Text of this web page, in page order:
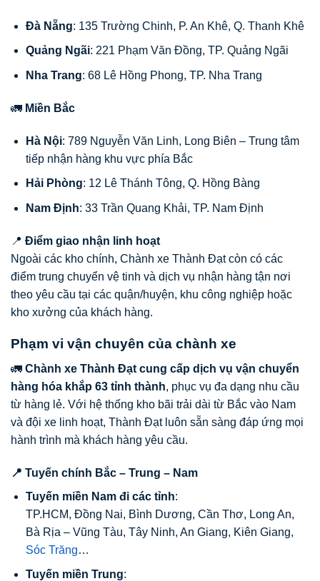
Đà Nẵng: 135 Trường Chinh, P. An Khê, Q. Thanh Khê
Quảng Ngãi: 221 Phạm Văn Đồng, TP. Quảng Ngãi
Nha Trang: 68 Lê Hồng Phong, TP. Nha Trang
🚛 Miền Bắc
Hà Nội: 789 Nguyễn Văn Linh, Long Biên – Trung tâm
tiếp nhận hàng khu vực phía Bắc
Hải Phòng: 12 Lê Thánh Tông, Q. Hồng Bàng
Nam Định: 33 Trần Quang Khải, TP. Nam Định
📍 Điểm giao nhận linh hoạt
Ngoài các kho chính, Chành xe Thành Đạt còn có các
điểm trung chuyển vệ tinh và dịch vụ nhận hàng tận nơi
theo yêu cầu tại các quận/huyện, khu công nghiệp hoặc
kho xưởng của khách hàng.
Phạm vi vận chuyên của chành xe
🚛 Chành xe Thành Đạt cung cấp dịch vụ vận chuyển
hàng hóa khắp 63 tỉnh thành, phục vụ đa dạng nhu cầu
từ hàng lẻ. Với hệ thống kho bãi trải dài từ Bắc vào Nam
và đội xe linh hoạt, Thành Đạt luôn sẵn sàng đáp ứng mọi
hành trình mà khách hàng yêu cầu.
📍 Tuyến chính Bắc – Trung – Nam
Tuyến miền Nam đi các tỉnh:
TP.HCM, Đồng Nai, Bình Dương, Cần Thơ, Long An,
Bà Rịa – Vũng Tàu, Tây Ninh, An Giang, Kiên Giang,
Sóc Trăng…
Tuyến miền Trung: